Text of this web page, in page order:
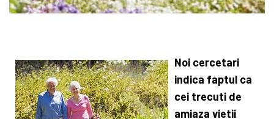
Noi cercetari
indica faptul ca
cei trecuti de
amiaza vietii